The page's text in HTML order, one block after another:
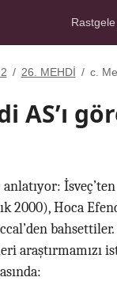
/ 26. MEHDİ / c.
AS’ı
2000), Hoca
araştırmamızı